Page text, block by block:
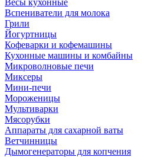
Весы кухонные
Вспениватели для молока
Грили
Йогуртницы
Кофеварки и кофемашины
Кухонные машины и комбайны
Микроволновые печи
Миксеры
Мини-печи
Мороженицы
Мультиварки
Мясорубки
Аппараты для сахарной ваты
Ветчинницы
Дымогенераторы для копчения